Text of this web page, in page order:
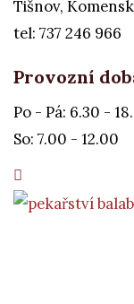
Tišnov,
tel: 737 246 966
Provozní
Po - Pá: 6.30 -
So: 7.00 - 12.00